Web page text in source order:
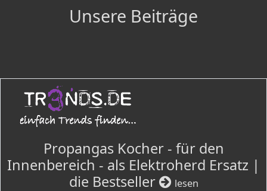
Unsere Beiträge
Propangas Kocher - für den
Innenbereich - als Elektroherd Ersatz |
die Bestseller
lesen